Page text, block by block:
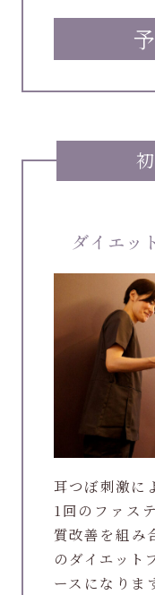
ダイエッ
耳つぼ刺激に
1回のファス
質改善を組み
のダイエット
ースになりま